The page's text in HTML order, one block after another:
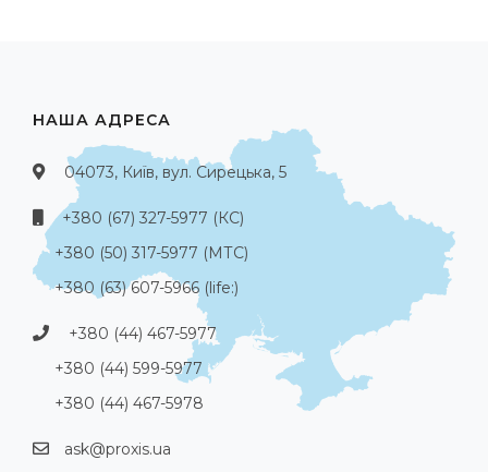
НАША АДРЕСА
04073, Київ, вул. Сирецька, 5
+380 (67) 327-5977 (КС)
+380 (50) 317-5977 (МТС)
+380 (63) 607-5966 (life:)
+380 (44) 467-5977
+380 (44) 599-5977
+380 (44) 467-5978
ask@proxis.ua